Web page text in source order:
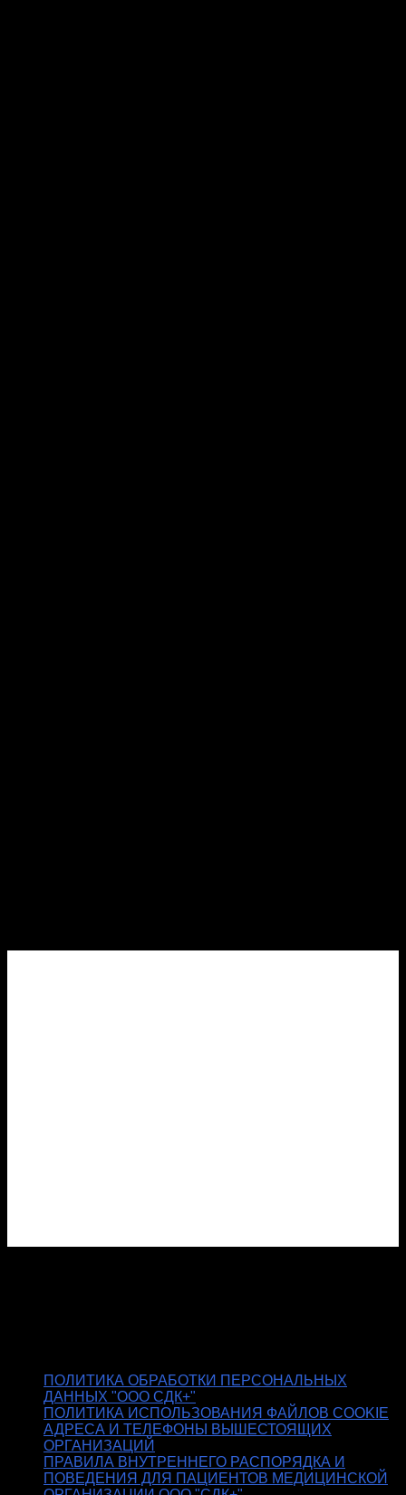
ПОЛИТИКА ОБРАБОТКИ ПЕРСОНАЛЬНЫХ
ДАННЫХ "ООО СДК+"
ПОЛИТИКА ИСПОЛЬЗОВАНИЯ ФАЙЛОВ COOKIE
АДРЕСА И ТЕЛЕФОНЫ ВЫШЕСТОЯЩИХ
ОРГАНИЗАЦИЙ
ПРАВИЛА ВНУТРЕННЕГО РАСПОРЯДКА И
ПОВЕДЕНИЯ ДЛЯ ПАЦИЕНТОВ МЕДИЦИНСКОЙ